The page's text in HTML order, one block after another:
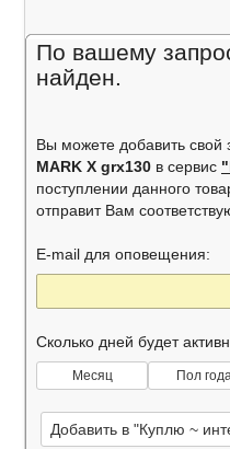
По вашему
найден.
Вы можете добавить свой
MARK X grx130 в сервис
поступлении данного
отправит Вам
E-mail для оповещения:
Сколько дней будет
Месяц Пол
Добавить в "Куплю ~